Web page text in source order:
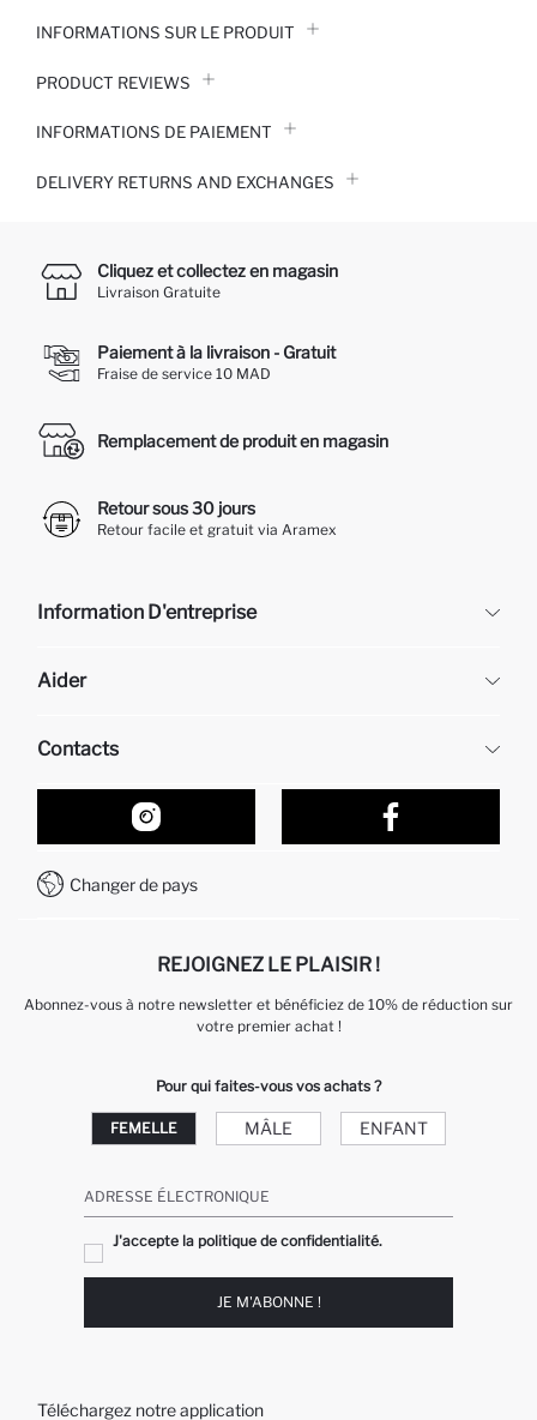
INFORMATIONS SUR LE PRODUIT
PRODUCT REVIEWS
INFORMATIONS DE PAIEMENT
DELIVERY RETURNS AND EXCHANGES
Cliquez et collectez en magasin
Livraison Gratuite
Paiement à la livraison - Gratuit
Fraise de service 10 MAD
Remplacement de produit en magasin
Retour sous 30 jours
Retour facile et gratuit via Aramex
Information D'entreprise
À propos de nous
Aider
Retour et changement
Suivi de la Commande
Comment acheter sur DeFacto ?
Comment payer sur DeFacto?
Contacts
Nos Magasins
Formulaire de contact
Service Client +212 525 076 633
Changer de pays
REJOIGNEZ LE PLAISIR !
Abonnez-vous à notre newsletter et bénéficiez de 10% de réduction sur
votre premier achat !
Pour qui faites-vous vos achats ?
FEMELLE MÂLE ENFANT
ADRESSE ÉLECTRONIQUE
J'accepte la politique de confidentialité.
JE M'ABONNE !
Téléchargez notre application